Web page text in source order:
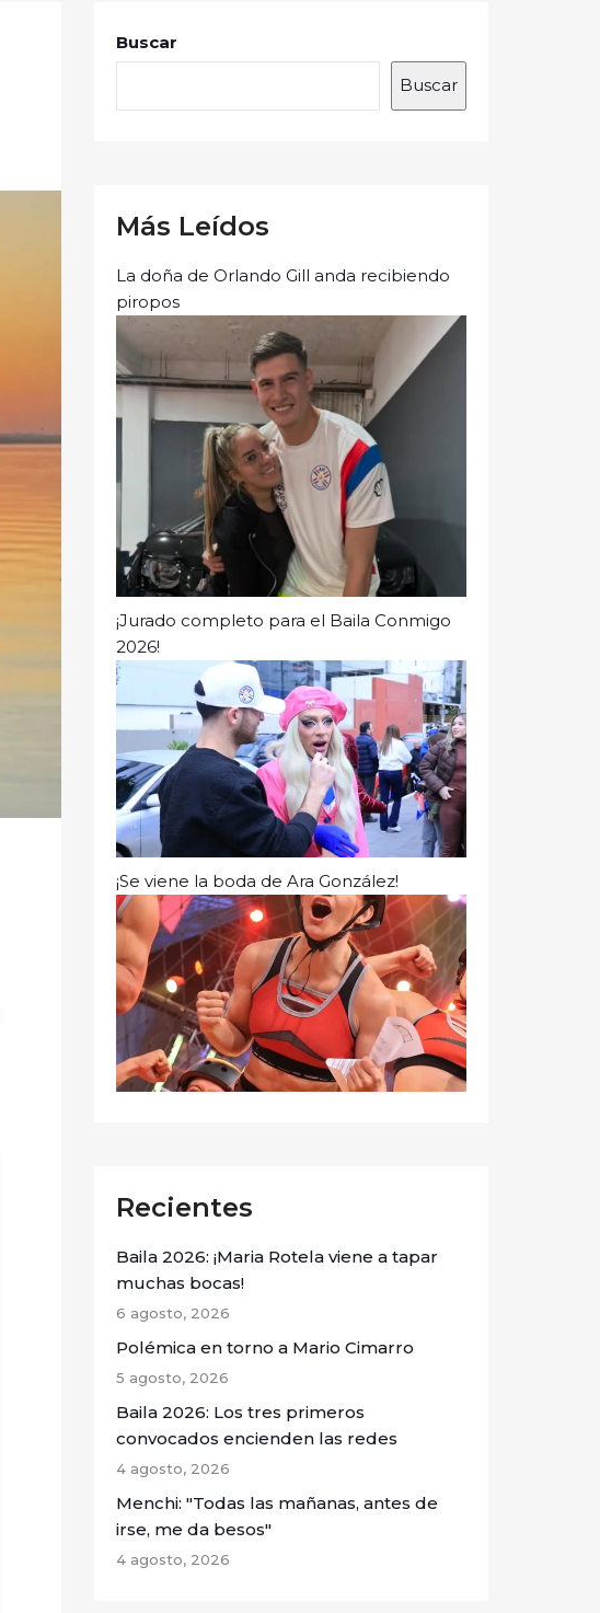
Buscar
Buscar
Más Leídos
La doña de Orlando Gill anda recibiendo
piropos
¡Jurado completo para el Baila Conmigo
2026!
¡Se viene la boda de Ara González!
Recientes
Baila 2026: ¡Maria Rotela viene a tapar
muchas bocas!
6 agosto, 2026
Polémica en torno a Mario Cimarro
5 agosto, 2026
Baila 2026: Los tres primeros
convocados encienden las redes
4 agosto, 2026
Menchi: "Todas las mañanas, antes de
irse, me da besos"
4 agosto, 2026